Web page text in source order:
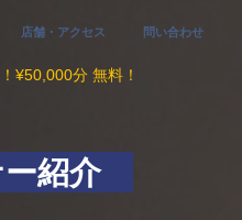
店舗・アクセス 問い合わせ
¥50,000分 無料！
紹介